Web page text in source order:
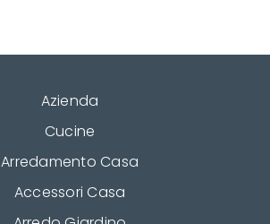
Azienda
Cucine
Arredamento Casa
Accessori Casa